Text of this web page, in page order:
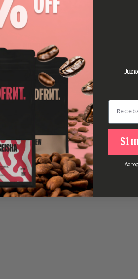
MOMENTO?
A ENCOMENDA?
Email
Ao